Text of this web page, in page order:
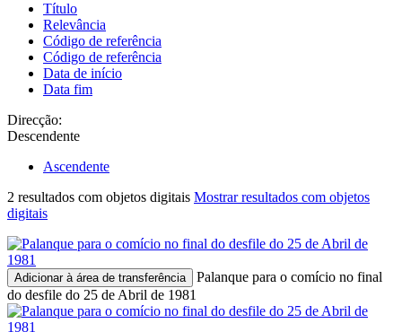
Título
Relevância
Código de referência
Código de referência
Data de início
Data fim
Direcção:
Descendente
Ascendente
2 resultados com objetos digitais Mostrar resultados com objetos
digitais
Adicionar à área de transferência
Palanque para o comício no final
do desfile do 25 de Abril de 1981